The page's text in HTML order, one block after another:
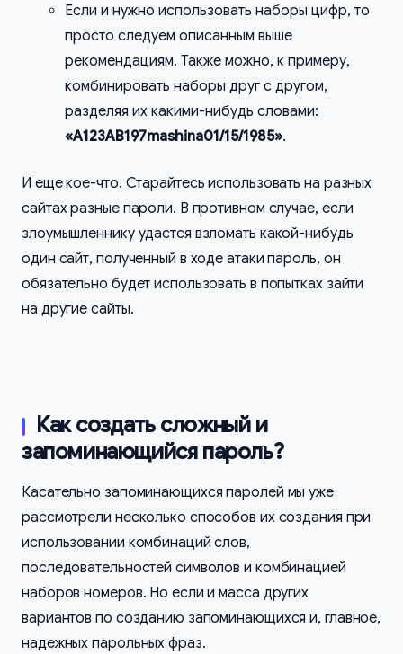
Если и нужно использовать наборы цифр, то
просто следуем описанным выше
рекомендациям. Также можно, к примеру,
комбинировать наборы друг с другом,
разделяя их какими-нибудь словами:
«A123AB197mashina01/15/1985».
И еще кое-что. Старайтесь использовать на разных
сайтах разные пароли. В противном случае, если
злоумышленнику удастся взломать какой-нибудь
один сайт, полученный в ходе атаки пароль, он
обязательно будет использовать в попытках зайти
на другие сайты.
Как создать сложный и
запоминающийся пароль?
Касательно запоминающихся паролей мы уже
рассмотрели несколько способов их создания при
использовании комбинаций слов,
последовательностей символов и комбинацией
наборов номеров. Но если и масса других
вариантов по созданию запоминающихся и, главное,
надежных парольных фраз.